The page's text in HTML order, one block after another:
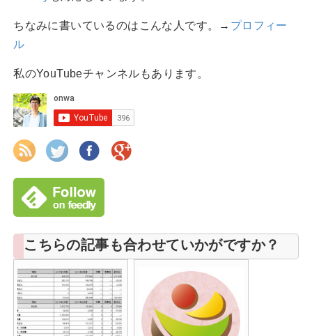
ちなみに書いているのはこんな人です。→ プロフィー
ル
私のYouTubeチャンネルもあります。
こちらの記事も合わせていかがですか？